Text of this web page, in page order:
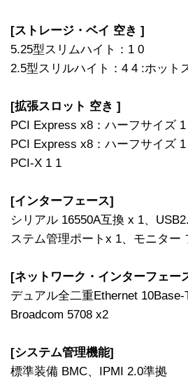
[ストレージ・ベイ 空き ]
5.25型スリムハイト：1 0
2.5型スリルハイト：4 4 :ホット
[拡張スロット 空き ]
PCI Express x8：ハーフサイズ
PCI Express x8：ハーフサイズ
PCI-X 1 1
[インターフェース]
シリアル 16550A互換 x 1、
ステム管理ポートx 1、モニター
[ネットワーク・インターフェー
デュアル全二重Ethernet
Broadcom 5708 x2
[システム管理機能]
標準装備 BMC、IPMI 2.0準拠